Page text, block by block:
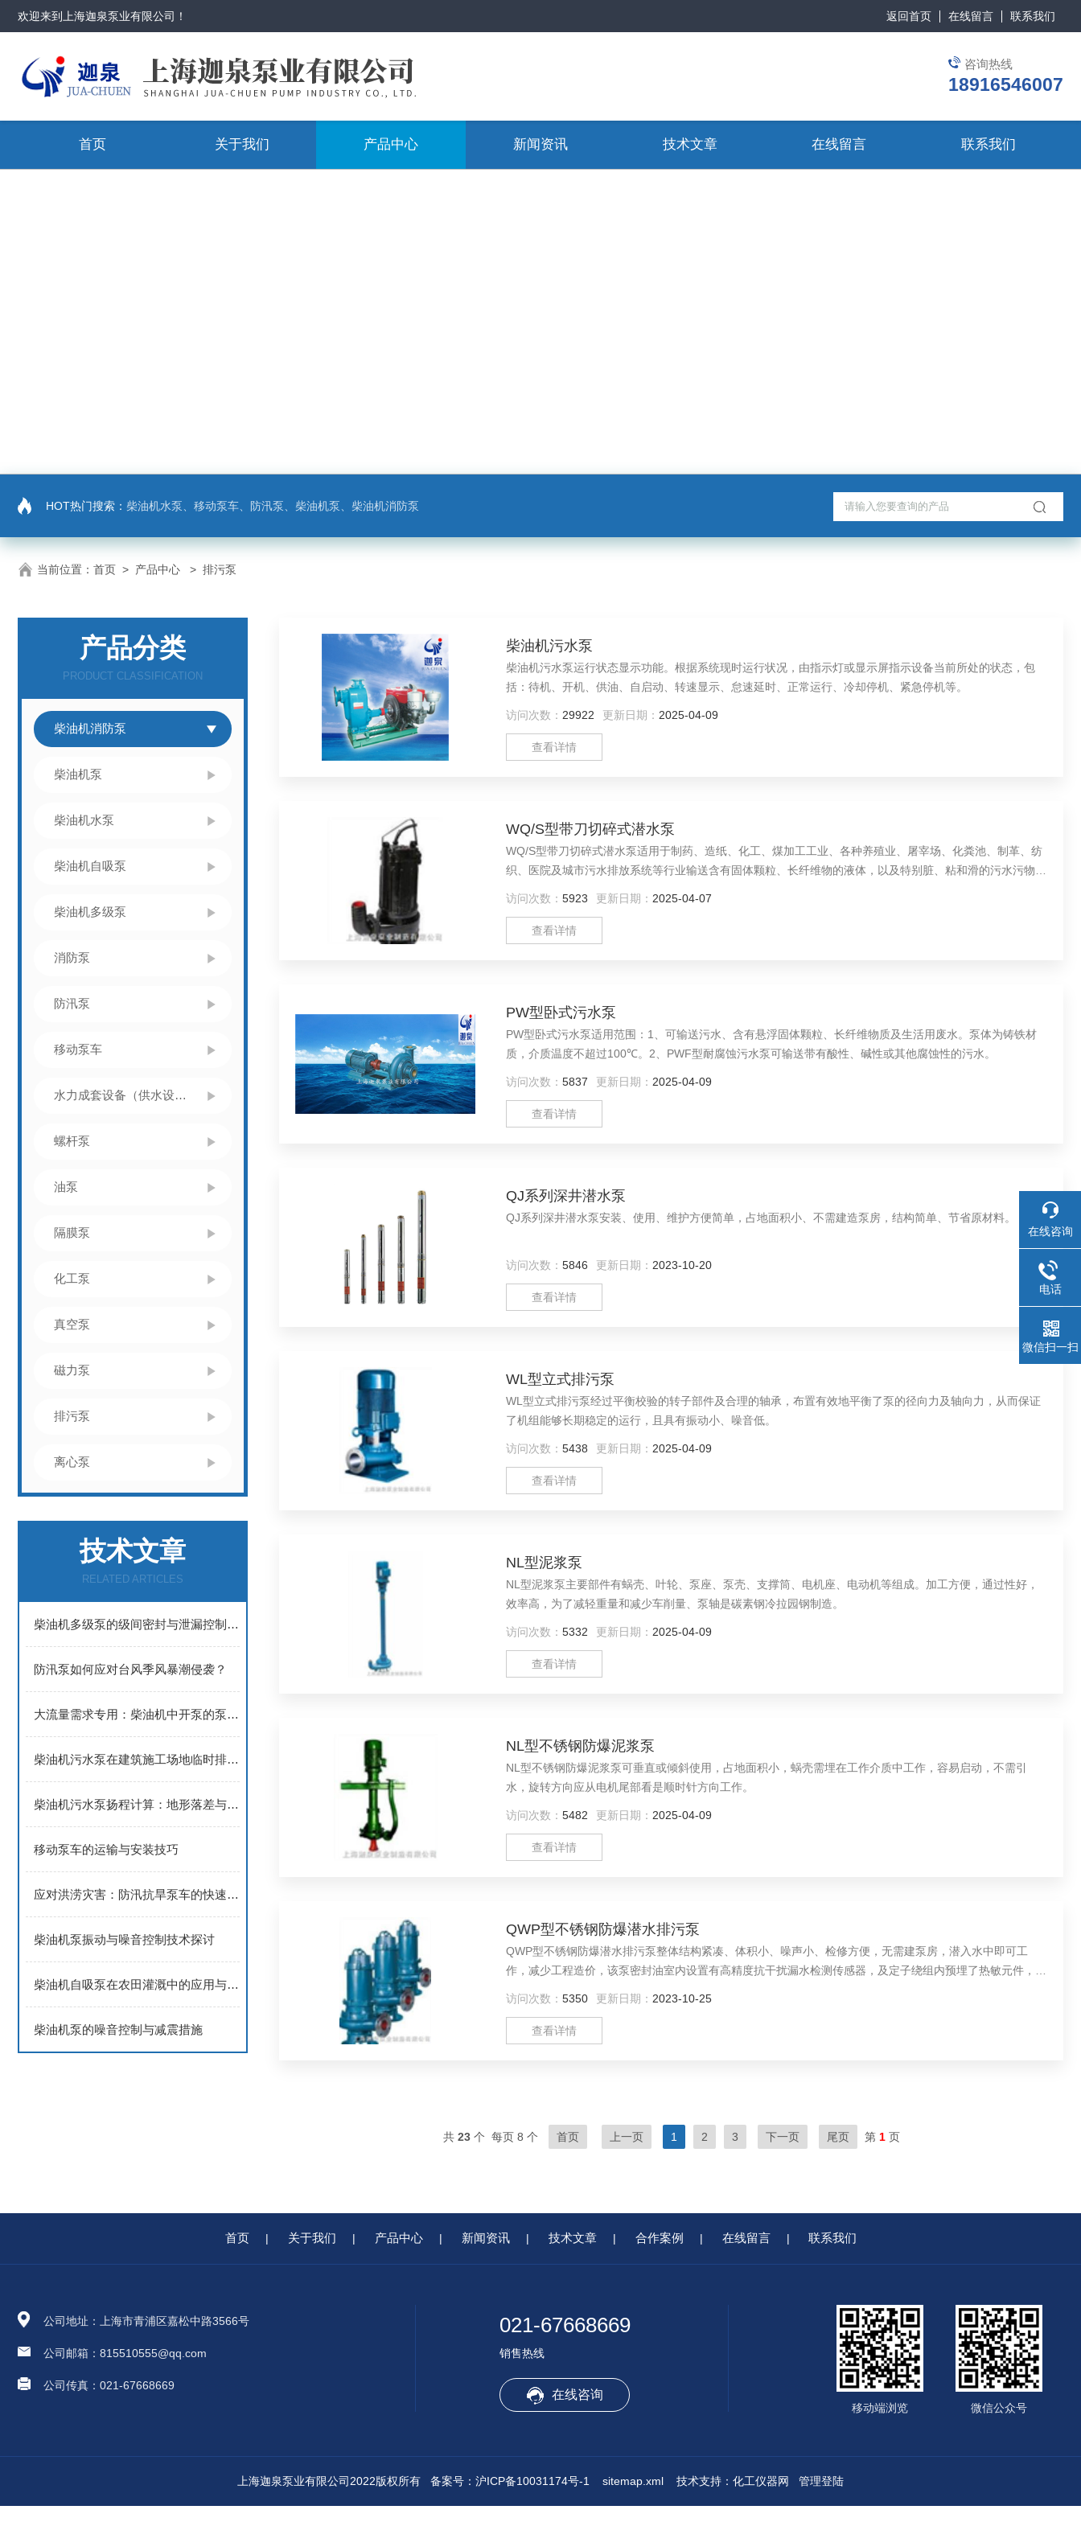
欢迎来到 上海迦泉泵业有限公司 ！ 返回首页 在线留言 联系我们
咨询热线
18916546007
首页 关于我们 产品中心 新闻资讯 技术文章 在线留言 联系我们
HOT热门搜索： 柴油机水泵、移动泵车、防汛泵、柴油机泵、柴油机消防泵
当前位置： 首页 > 产品中心 > 排污泵
产品分类
PRODUCT CLASSIFICATION
柴油机消防泵
柴油机泵
柴油机水泵
柴油机自吸泵
柴油机多级泵
消防泵
防汛泵
移动泵车
水力成套设备（供水设备）
螺杆泵
油泵
隔膜泵
化工泵
真空泵
磁力泵
排污泵
离心泵
技术文章
RELATED ARTICLES
​​柴油机多级泵的级间密封与泄漏控制技术​
防汛泵如何应对台风季风暴潮侵袭？
大流量需求专用：柴油机中开泵的泵体结构优化与选型策略
柴油机污水泵在建筑施工场地临时排水中的应用进展
柴油机污水泵扬程计算：地形落差与管道阻力的考量因素
移动泵车的运输与安装技巧
应对洪涝灾害：防汛抗旱泵车的快速部署策略
柴油机泵振动与噪音控制技术探讨
柴油机自吸泵在农田灌溉中的应用与优势
柴油机泵的噪音控制与减震措施
柴油机污水泵
柴油机污水泵运行状态显示功能。根据系统现时运行状况，由指示灯或显示屏指示设备当前所处的状态，包
括：待机、开机、供油、自启动、转速显示、怠速延时、正常运行、冷却停机、紧急停机等。
访问次数： 29922 更新日期： 2025-04-09
查看详情
WQ/S型带刀切碎式潜水泵
WQ/S型带刀切碎式潜水泵适用于制药、造纸、化工、煤加工工业、各种养殖业、屠宰场、化粪池、制革、纺
织、医院及城市污水排放系统等行业输送含有固体颗粒、长纤维物的液体，以及特别脏、粘和滑的污水污物，
访问次数： 5923 更新日期： 2025-04-07
查看详情
PW型卧式污水泵
PW型卧式污水泵适用范围：1、可输送污水、含有悬浮固体颗粒、长纤维物质及生活用废水。泵体为铸铁材
质，介质温度不超过100℃。2、PWF型耐腐蚀污水泵可输送带有酸性、碱性或其他腐蚀性的污水。
访问次数： 5837 更新日期： 2025-04-09
查看详情
QJ系列深井潜水泵
QJ系列深井潜水泵安装、使用、维护方便简单，占地面积小、不需建造泵房，结构简单、节省原材料。
访问次数： 5846 更新日期： 2023-10-20
查看详情
WL型立式排污泵
WL型立式排污泵经过平衡校验的转子部件及合理的轴承，布置有效地平衡了泵的径向力及轴向力，从而保证
了机组能够长期稳定的运行，且具有振动小、噪音低。
访问次数： 5438 更新日期： 2025-04-09
查看详情
NL型泥浆泵
NL型泥浆泵主要部件有蜗壳、叶轮、泵座、泵壳、支撑筒、电机座、电动机等组成。加工方便，通过性好，
效率高，为了减轻重量和减少车削量、泵轴是碳素钢冷拉园钢制造。
访问次数： 5332 更新日期： 2025-04-09
查看详情
NL型不锈钢防爆泥浆泵
NL型不锈钢防爆泥浆泵可垂直或倾斜使用，占地面积小，蜗壳需埋在工作介质中工作，容易启动，不需引
水，旋转方向应从电机尾部看是顺时针方向工作。
访问次数： 5482 更新日期： 2025-04-09
查看详情
QWP型不锈钢防爆潜水排污泵
QWP型不锈钢防爆潜水排污泵整体结构紧凑、体积小、噪声小、检修方便，无需建泵房，潜入水中即可工
作，减少工程造价，该泵密封油室内设置有高精度抗干扰漏水检测传感器，及定子绕组内预埋了热敏元件，对
访问次数： 5350 更新日期： 2023-10-25
查看详情
共 23个 每页 8 个 首页 上一页 1 2 3 下一页 尾页 第 1页
首页 | 关于我们 | 产品中心 | 新闻资讯 | 技术文章 | 合作案例 | 在线留言 | 联系我们
公司地址：上海市青浦区嘉松中路3566号
公司邮箱：815510555@qq.com
公司传真：021-67668669
021-67668669
销售热线
在线咨询
微信公众号
移动端浏览
上海迦泉泵业有限公司2022版权所有 备案号：沪ICP备10031174号-1 sitemap.xml 技术支持： 化工仪器网 管理登陆
在线咨询
电话
微信扫一扫